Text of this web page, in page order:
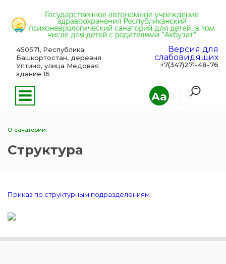
Aa
450571, Республика
Башкортостан, деревня
Уптино, улица Медовая
здание 16
Версия для
слабовидящих
+7(347)271-48-76
О санатории
Структура
Приказ по структурным подразделениям